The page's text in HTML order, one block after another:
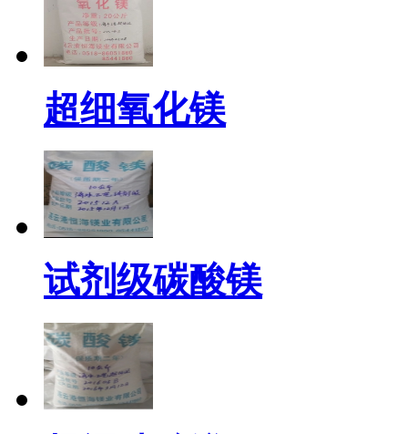
超细氧化镁
试剂级碳酸镁